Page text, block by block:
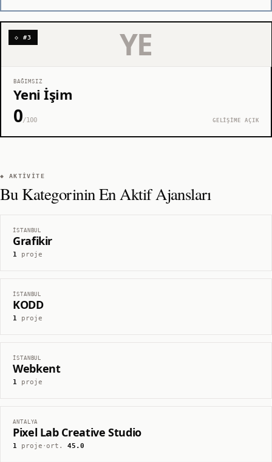
◇ #3 YE
BAĞIMSIZ
Yeni İşim
0/100 GELİŞİME AÇIK
◆ AKTIVITE
Bu Kategorinin En Aktif Ajansları
İSTANBUL
Grafikir
1proje
İSTANBUL
KODD
1proje
İSTANBUL
Webkent
1proje
ANTALYA
Pixel Lab Creative Studio
1proje ·ort.45.0